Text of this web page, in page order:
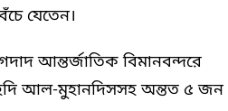
যেতেন।
আন্তর্জাতিক বিমানবন্দরে
আল-মুহানদিসসহ অন্তত ৫ জন